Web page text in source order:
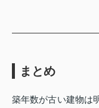
まとめ
築年数が古い建物は